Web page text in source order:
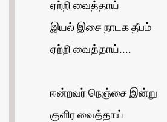
ஏற்றி வைத்தாய்
இயல் இசை நாடக தீபம்
ஏற்றி வைத்தாய்....
ஈன்றவர் நெஞ்சை இன்று
குளிர வைத்தாய்